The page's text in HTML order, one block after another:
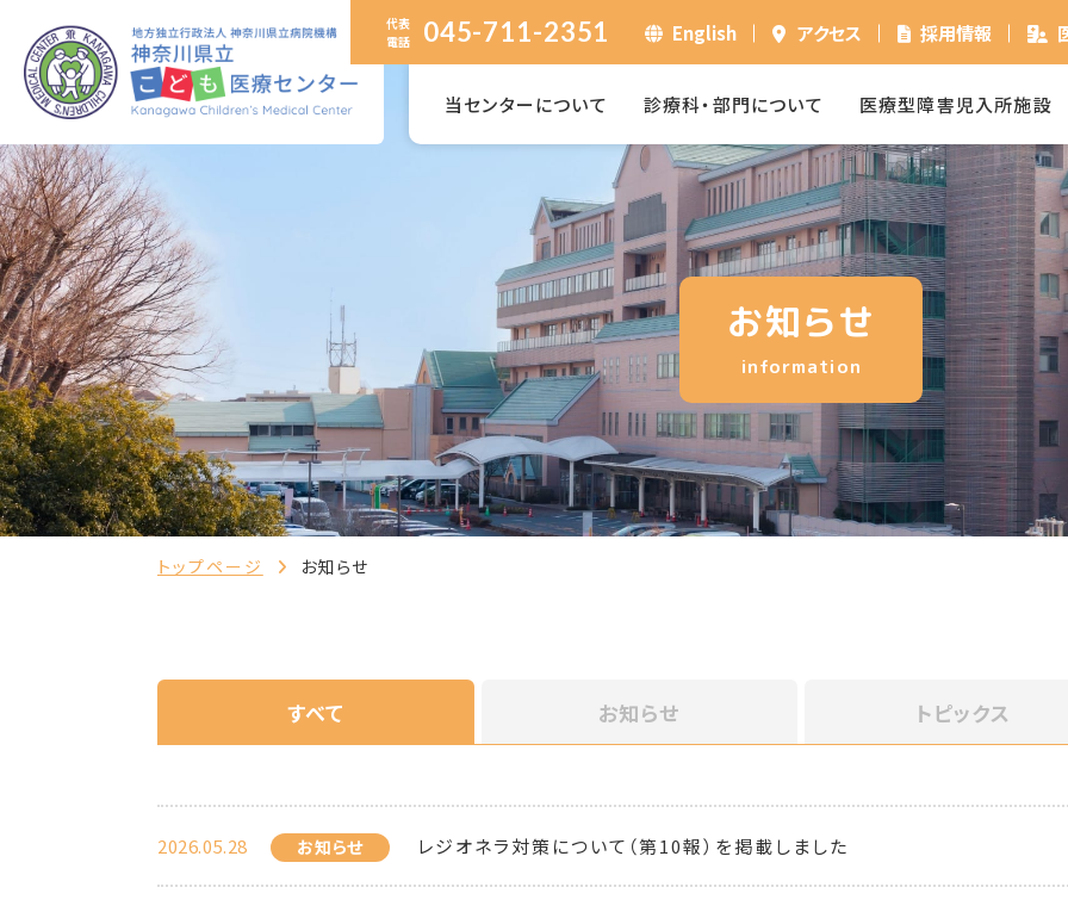
代表
電話
045-711-2351 English アクセス 採用情報
当センターについて 診療科・部門について 医療型障害児入所施設
お知らせ
information
トップページ お知らせ
すべて お知らせ トピックス
2026.05.28 お知らせ レジオネラ対策について（第10報）を掲載しました